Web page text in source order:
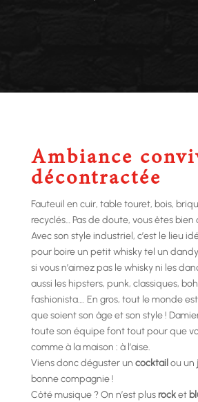
Ambiance
décontractée
Fauteuil en cuir, table touret, bois,
recyclés… Pas de doute, vous êtes bien
Avec son style industriel, c’est le lieu
pour boire un petit whisky tel un
si vous n’aimez pas le whisky ni les
aussi les hipsters, punk, classiques,
fashionista…. En gros, tout le monde
que soient son âge et son style !
toute son équipe font tout pour que
comme à la maison : à l’aise.
Viens donc déguster un cocktail ou un
bonne compagnie !
Côté musique ? On n’est plusrocket